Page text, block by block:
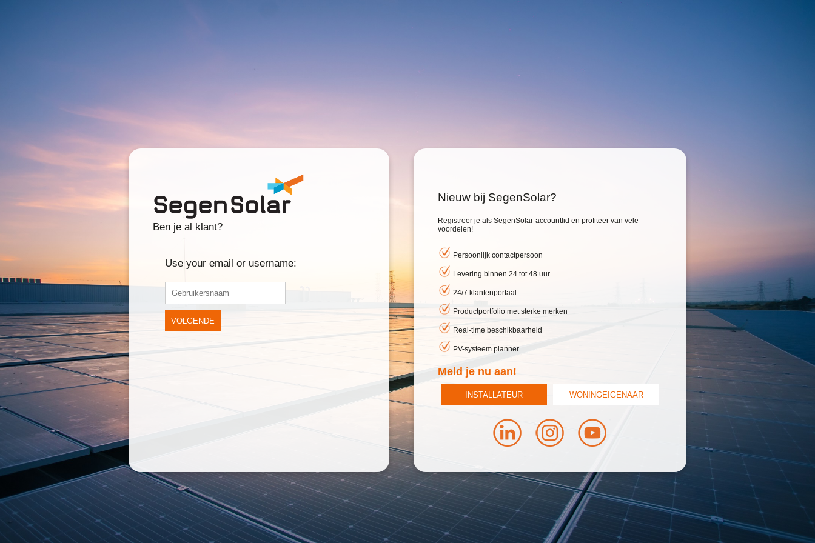
Ben je al klant?
Use your email or username:
VOLGENDE
Nieuw bij SegenSolar?
Registreer je als SegenSolar-accountlid en profiteer van vele
voordelen!
Persoonlijk contactpersoon
Levering binnen 24 tot 48 uur
24/7 klantenportaal
Productportfolio met sterke merken
Real-time beschikbaarheid
PV-systeem planner
Meld je nu aan!
INSTALLATEUR WONINGEIGENAAR